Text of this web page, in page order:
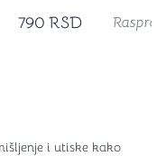
790 RSD
i utiske kako